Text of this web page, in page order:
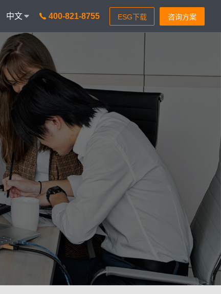
中文 400-821-8755
，革新客户体验
智能通信 VisionIPCC
IP软交换模式，通信稳定灵
智能问题匹配
获客，助力锁定目标客
&实时告警，降低客诉率
，实时获悉遵时率